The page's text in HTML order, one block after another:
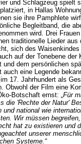
und Schlagzeug spielt
in Hallas
sie ihre Pamphlete
Begleitband, die
wird. Drei
traditionelle Lieder aus
sich des Waisenkindes
auf der Tonebene der
und dem persönlichen
eine Legende
17. Jahrhundert als
Obwohl der Film eine
Botschaft ernst: „Für
die 'Rechte der Natur'
und national wie
Wir müssen
hat zu existieren und
unserer
Systeme.“